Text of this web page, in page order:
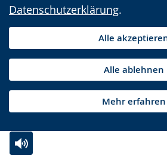
Datenschutzerklärung.
Alle
Alle ablehnen
Mehr erfahren